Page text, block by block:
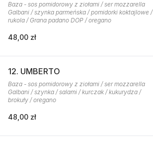
Baza - sos pomidorowy z ziołami / ser mozzarella
Galbani / szynka parmeńska / pomidorki koktajlowe /
rukola / Grana padano DOP / oregano
48,00 zł
12. UMBERTO
Baza - sos pomidorowy z ziołami / ser mozzarella
Galbani / szynka / salami / kurczak / kukurydza /
brokuły / oregano
48,00 zł